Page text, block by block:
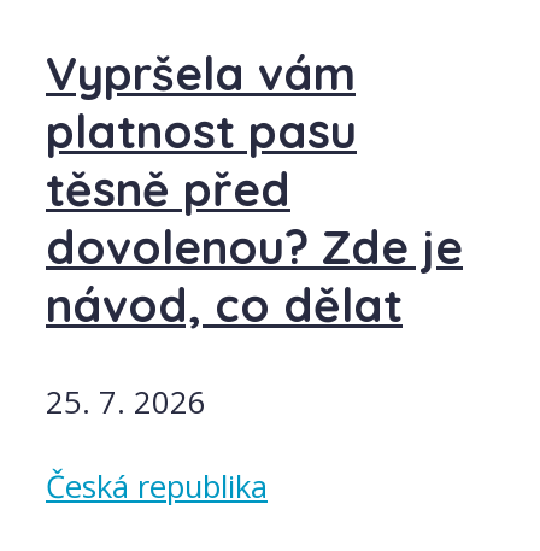
Vypršela vám
platnost pasu
těsně před
dovolenou? Zde je
návod, co dělat
25. 7. 2026
Česká republika